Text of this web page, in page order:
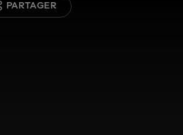
PARTAGER